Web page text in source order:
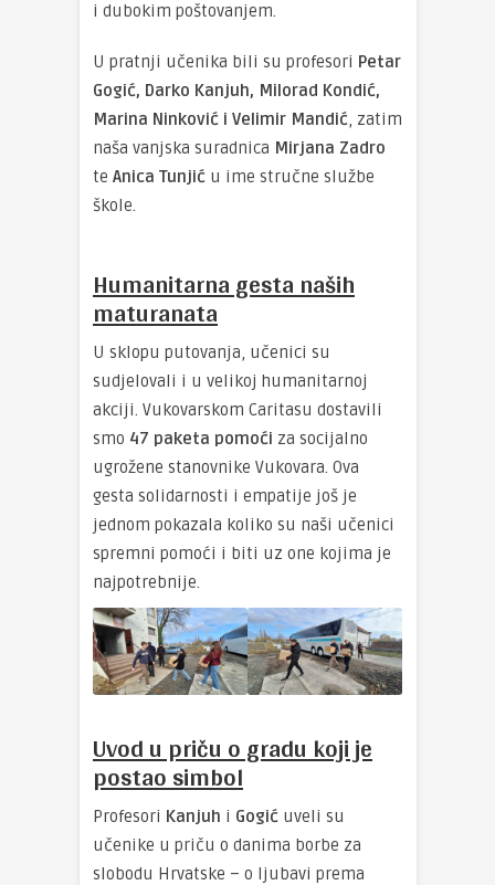
i dubokim poštovanjem.
U pratnji učenika bili su profesori Petar
Gogić, Darko Kanjuh, Milorad Kondić,
Marina Ninković i Velimir Mandić, zatim
naša vanjska suradnica Mirjana Zadro
te Anica Tunjić u ime stručne službe
škole.
Humanitarna gesta naših
maturanata
U sklopu putovanja, učenici su
sudjelovali i u velikoj humanitarnoj
akciji. Vukovarskom Caritasu dostavili
smo 47 paketa pomoći za socijalno
ugrožene stanovnike Vukovara. Ova
gesta solidarnosti i empatije još je
jednom pokazala koliko su naši učenici
spremni pomoći i biti uz one kojima je
najpotrebnije.
Uvod u priču o gradu koji je
postao simbol
Profesori Kanjuh i Gogić uveli su
učenike u priču o danima borbe za
slobodu Hrvatske – o ljubavi prema